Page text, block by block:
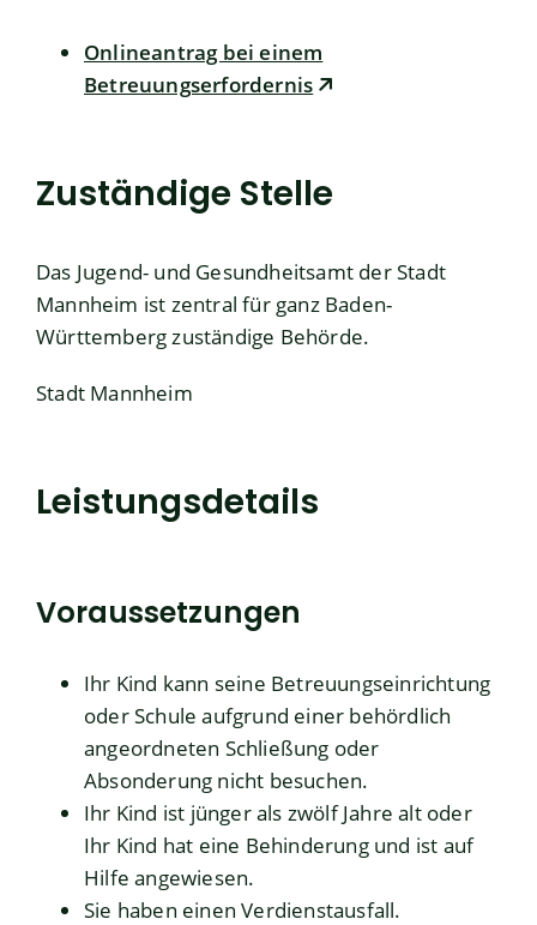
Onlineantrag bei einem
Betreuungserfordernis
Zuständige Stelle
Das Jugend- und Gesundheitsamt der Stadt
Mannheim ist zentral für ganz Baden-
Württemberg zuständige Behörde.
Stadt Mannheim
Leistungsdetails
Voraussetzungen
Ihr Kind kann seine Betreuungseinrichtung
oder Schule aufgrund einer behördlich
angeordneten Schließung oder
Absonderung nicht besuchen.
Ihr Kind ist jünger als zwölf Jahre alt oder
Ihr Kind hat eine Behinderung und ist auf
Hilfe angewiesen.
Sie haben einen Verdienstausfall.